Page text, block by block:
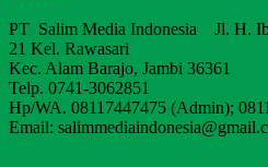
PT Salim Media Indonesia Jl. H.
21 Kel. Rawasari
Kec. Alam Barajo, Jambi 36361
Telp. 0741-3062851
Hp/WA. 08117447475 (Admin);
Email: